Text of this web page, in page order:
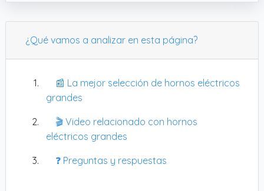
cocción hasta 400°C. Esta función le permite
adaptar el calor para obtener la textura y el
nivel de cocción deseados
¿Qué vamos a analizar en esta página?
📰 La mejor selección de hornos eléctricos
grandes
🎬 Video relacionado con hornos
eléctricos grandes
❓ Preguntas y respuestas